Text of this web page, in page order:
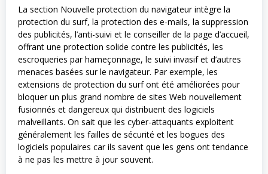
La section Nouvelle protection du navigateur intègre la
protection du surf, la protection des e-mails, la suppression
des publicités, l’anti-suivi et le conseiller de la page d’accueil,
offrant une protection solide contre les publicités, les
escroqueries par hameçonnage, le suivi invasif et d’autres
menaces basées sur le navigateur. Par exemple, les
extensions de protection du surf ont été améliorées pour
bloquer un plus grand nombre de sites Web nouvellement
fusionnés et dangereux qui distribuent des logiciels
malveillants. On sait que les cyber-attaquants exploitent
généralement les failles de sécurité et les bogues des
logiciels populaires car ils savent que les gens ont tendance
à ne pas les mettre à jour souvent.